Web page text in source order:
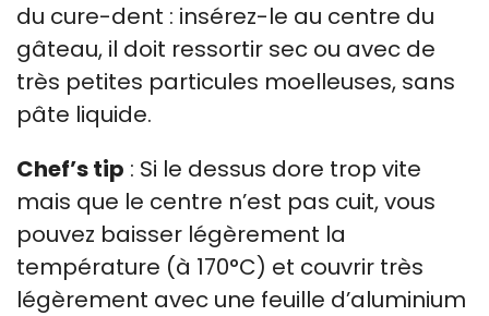
du cure-dent : insérez-le au centre du
gâteau, il doit ressortir sec ou avec de
très petites particules moelleuses, sans
pâte liquide.
Chef’s tip : Si le dessus dore trop vite
mais que le centre n’est pas cuit, vous
pouvez baisser légèrement la
température (à 170°C) et couvrir très
légèrement avec une feuille d’aluminium